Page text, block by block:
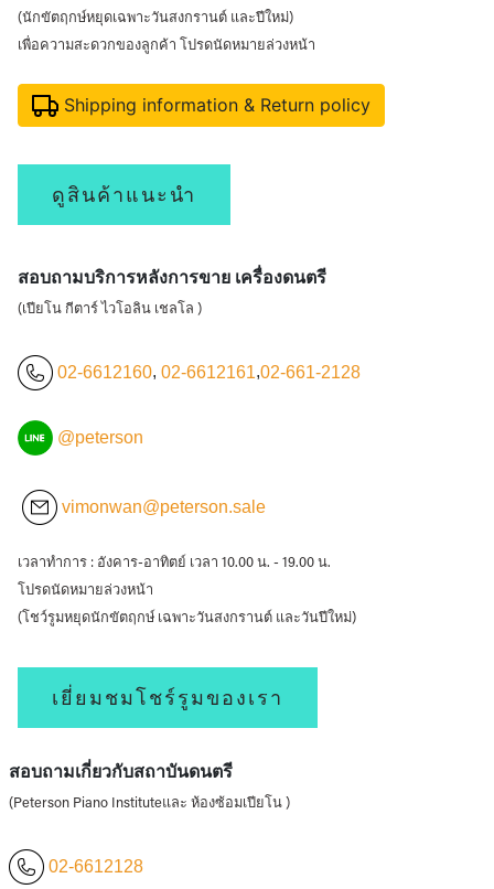
(นักขัตฤกษ์หยุดเฉพาะวันสงกรานต์ และปีใหม่)
เพื่อความสะดวกของลูกค้า โปรดนัดหมายล่วงหน้า
Shipping information & Return policy
ดูสินค้าแนะนำ
สอบถามบริการหลังการขาย เครื่องดนตรี
(เปียโน กีตาร์ ไวโอลิน เชลโล )
02-6612160, 02-6612161,02-661-2128
@peterson
vimonwan@peterson.sale
เวลาทำการ : อังคาร-อาทิตย์ เวลา 10.00 น. - 19.00 น.
โปรดนัดหมายล่วงหน้า
(โชว์รูมหยุดนักขัตฤกษ์ เฉพาะวันสงกรานต์ และวันปีใหม่)
เยี่ยมชมโชร์รูมของเรา
สอบถามเกี่ยวกับสถาบันดนตรี
(Peterson Piano Instituteและ ห้องซ้อมเปียโน )
02-6612128